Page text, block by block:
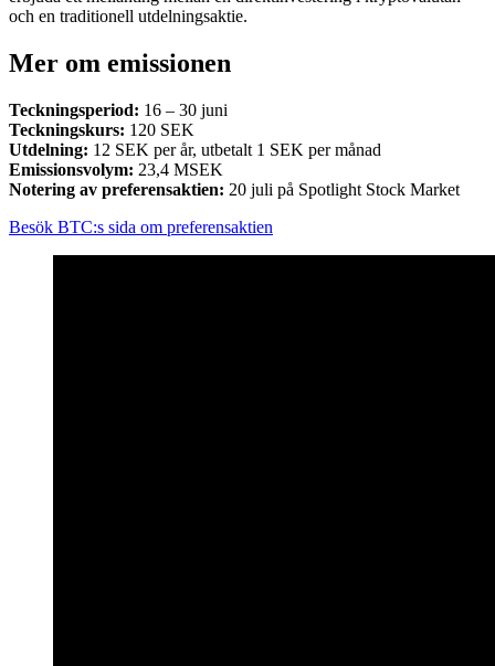
och en traditionell utdelningsaktie.
Mer om emissionen
Teckningsperiod: 16 – 30 juni
Teckningskurs: 120 SEK
Utdelning: 12 SEK per år, utbetalt 1 SEK per månad
Emissionsvolym: 23,4 MSEK
Notering av preferensaktien: 20 juli på Spotlight Stock Market
Besök BTC:s sida om preferensaktien